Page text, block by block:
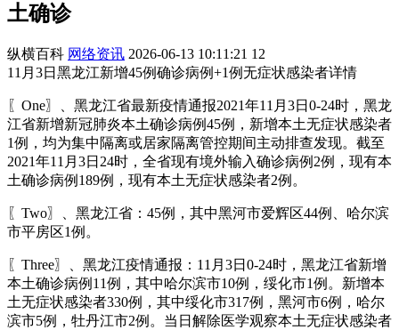
土确诊
纵横百科 网络资讯 2026-06-13 10:11:21 12
11月3日黑龙江新增45例确诊病例+1例无症状感染者详情
〖One〗、黑龙江省最新疫情通报2021年11月3日0-24时，黑龙
江省新增新冠肺炎本土确诊病例45例，新增本土无症状感染者
1例，均为集中隔离或居家隔离管控期间主动排查发现。截至
2021年11月3日24时，全省现有境外输入确诊病例2例，现有本
土确诊病例189例，现有本土无症状感染者2例。
〖Two〗、黑龙江省：45例，其中黑河市爱辉区44例、哈尔滨
市平房区1例。
〖Three〗、黑龙江疫情通报：11月3日0-24时，黑龙江省新增
本土确诊病例11例，其中哈尔滨市10例，绥化市1例。新增本
土无症状感染者330例，其中绥化市317例，黑河市6例，哈尔
滨市5例，牡丹江市2例。当日解除医学观察本土无症状感染者